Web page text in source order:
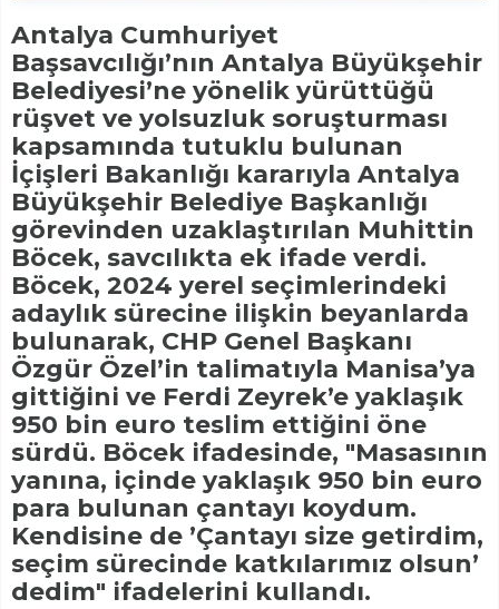
Antalya Cumhuriyet
Başsavcılığı’nın Antalya Büyükşehir
Belediyesi’ne yönelik yürüttüğü
rüşvet ve yolsuzluk soruşturması
kapsamında tutuklu bulunan
İçişleri Bakanlığı kararıyla Antalya
Büyükşehir Belediye Başkanlığı
görevinden uzaklaştırılan Muhittin
Böcek, savcılıkta ek ifade verdi.
Böcek, 2024 yerel seçimlerindeki
adaylık sürecine ilişkin beyanlarda
bulunarak, CHP Genel Başkanı
Özgür Özel’in talimatıyla Manisa’ya
gittiğini ve Ferdi Zeyrek’e yaklaşık
950 bin euro teslim ettiğini öne
sürdü. Böcek ifadesinde, "Masasının
yanına, içinde yaklaşık 950 bin euro
para bulunan çantayı koydum.
Kendisine de ’Çantayı size getirdim,
seçim sürecinde katkılarımız olsun’
dedim" ifadelerini kullandı.